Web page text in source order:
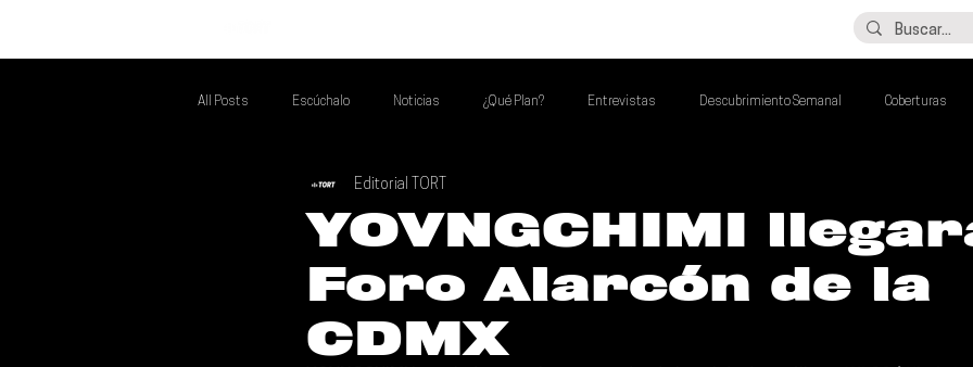
All Posts Escúchalo Noticias ¿Qué Plan? Entrevistas Descubrimiento Semanal Coberturas
Si Te Gusta... Te Recomendamos A...
Poder Latino Que Descubrir Mejores de la Semana Talento Mexa Semanal Álbumes de la Semana
YOVNGCHIMI
Foro Alarcón de la
CDMX
Editorial TORT